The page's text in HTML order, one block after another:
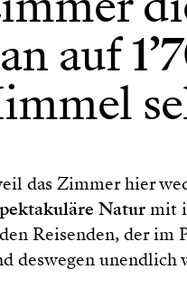
auf
das Zimmer hier
Naturmit
Reisenden, der im
deswegen unendlich